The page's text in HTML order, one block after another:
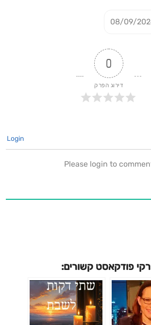
0
דירוג הפרק
Please login to
פודקאסט קשורים: